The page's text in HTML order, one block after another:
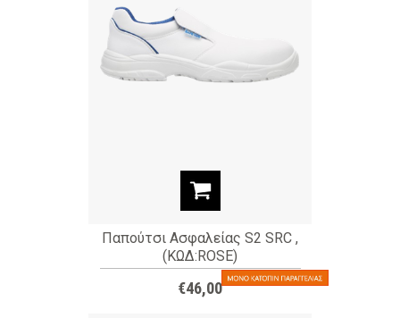
Παπούτσι Ασφαλείας S2 SRC ,
(ΚΩΔ:ROSE)
€46,00